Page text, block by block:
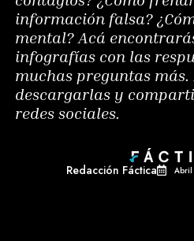
información falsa?
mental? Acá
infografías con las
muchas preguntas más.
descargarlas y
redes sociales.
Redacción Fáctica Abril